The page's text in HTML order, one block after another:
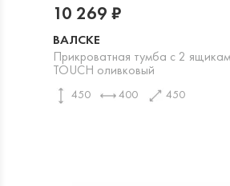
ВАЛСКЕ
Прикроватная тумба с 2
TOUCH оливковый
450 400 450
10 269 ₽